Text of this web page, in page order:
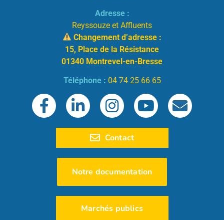
Adresse :
Reyssouze et Affluents
Changement d’adresse :
15, Place de la Résistance
01340 Montrevel-en-Bresse
Téléphone : 04 74 25 66 65
Contact
Notre documentation
Marchés publics